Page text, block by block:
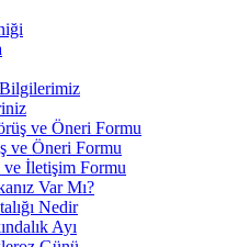
ve Öneri Formu
ve Öneri Formu
İletişim Formu
Var Mı?
Nedir
Ayı